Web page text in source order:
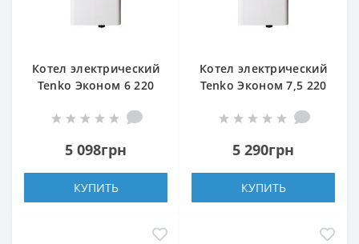
Котел электрический
Tenko Эконом 6 220
5 098грн
КУПИТЬ
Котел электрический
Tenko Эконом 7,5 220
5 290грн
КУПИТЬ